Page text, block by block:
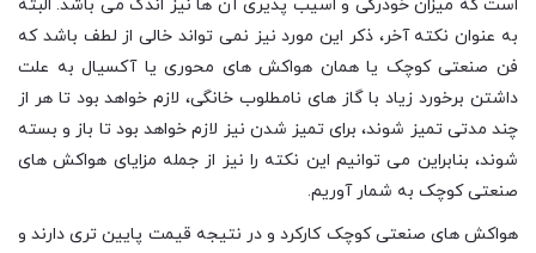
است که میزان خودرگی و اسیب پذیری آن ها نیز اندک می باشد. البته
به عنوان نکته آخر، ذکر این مورد نیز نمی تواند خالی از لطف باشد که
فن صنعتی کوچک یا همان هواکش های محوری یا آکسیال به علت
داشتن برخورد زیاد با گاز های نامطلوب خانگی، لازم خواهد بود تا هر از
چند مدتی تمیز شوند، برای تمیز شدن نیز لازم خواهد بود تا باز و بسته
شوند، بنابراین می توانیم این نکته را نیز از جمله مزایای هواکش های
صنعتی کوچک به شمار آوریم.
هواکش های صنعتی کوچک کارکرد و در نتیجه قیمت پایین تری دارند و